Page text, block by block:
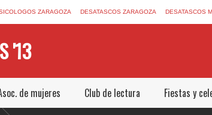
ZARAGOZA DESATASCOS ZARAGOZA DESATASCOS
'13
de mujeres Club de lectura Fiestas y